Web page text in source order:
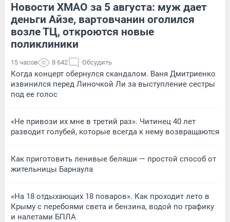
Новости ХМАО за 5 августа: муж дает
деньги Айзе, вартовчанин оголился
возле ТЦ, откроются новые
поликлиники
15 часов 8 642 Обсудить
Когда концерт обернулся скандалом. Ваня Дмитриенко
извинился перед Линочкой Ли за выступление сестры
под ее голос
«Не привози их мне в третий раз». Читинец 40 лет
разводит голубей, которые всегда к нему возвращаются
Как приготовить ленивые беляши — простой способ от
жительницы Барнаула
«На 18 отдыхающих 18 поваров». Как проходит лето в
Крыму с перебоями света и бензина, водой по графику
и налетами БПЛА